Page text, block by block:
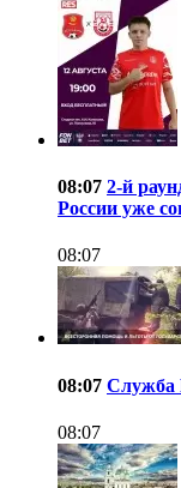
08:07 2-й
России уже
08:07
08:07 Служба
08:07